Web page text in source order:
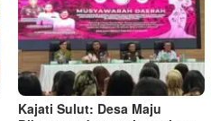
Kajati Sulut: Desa Maju